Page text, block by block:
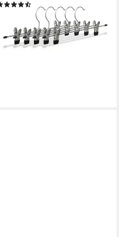
(14)
ab 12,99 € UVP29,99 €
-57%
lieferbar - in 2-3 Werktagen bei dir